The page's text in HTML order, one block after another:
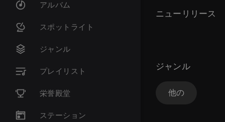
アルバム
スポットライト
ジャンル
プレイリスト
栄誉殿堂
ステーション
ニューリリース
ジャンル
他の